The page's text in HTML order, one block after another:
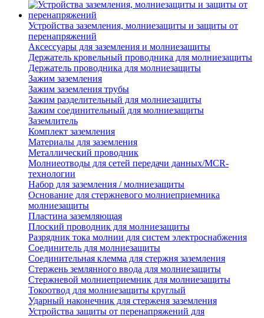
Устройства заземления, молниезащиты и защиты от
перенапряжений
Аксессуары для заземления и молниезащиты
Держатель кровельный проводника для молниезащиты
Держатель проводника для молниезащиты
Зажим заземления
Зажим заземления трубы
Зажим разделительный для молниезащиты
Зажим соединительный для молниезащиты
Заземлитель
Комплект заземления
Материалы для заземления
Металлический проводник
Молниеотводы для сетей передачи данных/MCR-
технологии
Набор для заземления / молниезащиты
Основание для стержневого молниеприемника
молниезащиты
Пластина заземляющая
Плоский проводник для молниезащиты
Разрядник тока молнии для систем электроснабжения
Соединитель для молниезащиты
Соединительная клемма для стержня заземления
Стержень землянного ввода для молниезащиты
Стержневой молниеприемник для молниезащиты
Токоотвод для молниезащиты круглый
Ударный наконечник для стерженя заземления
Устройства защиты от перенапряжений для